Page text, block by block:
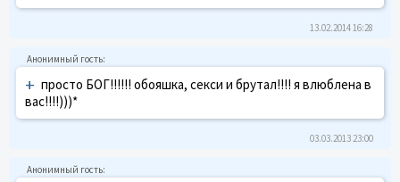
13.02.2014 16:28
+ просто БОГ!!!!!! обояшка, секси и брутал!!!! я влюблена в
вас!!!!)))*
03.03.2013 23:00